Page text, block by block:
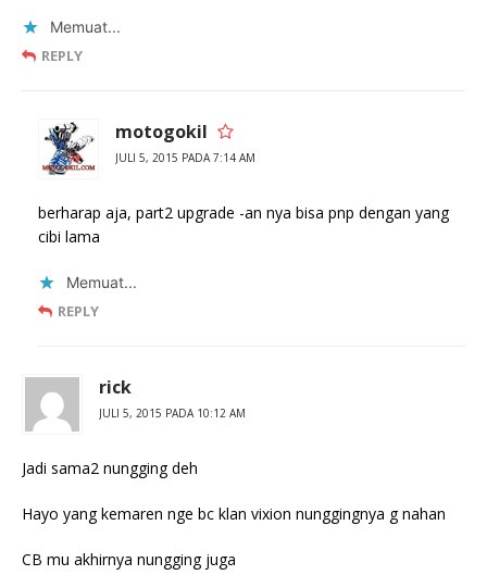
Memuat...
REPLY
motogokil
JULI 5, 2015 PADA 7:14 AM
berharap aja, part2 upgrade -an nya bisa pnp dengan yang
cibi lama
Memuat...
REPLY
rick
JULI 5, 2015 PADA 10:12 AM
Jadi sama2 nungging deh
Hayo yang kemaren nge bc klan vixion nunggingnya g nahan
CB mu akhirnya nungging juga